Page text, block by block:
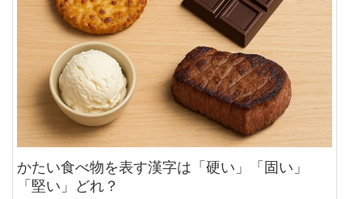
かたい食べ物を表す漢字は「硬い」「固い」
「堅い」どれ？